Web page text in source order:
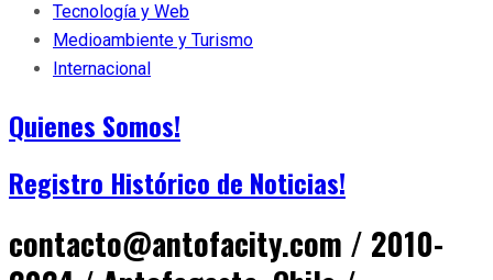
Tecnología y Web
Medioambiente y Turismo
Internacional
Quienes Somos!
Registro Histórico de Noticias!
contacto@antofacity.com / 2010-